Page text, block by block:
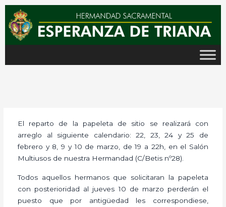
contenido
El reparto de la papeleta de sitio se realizará con
arreglo al siguiente calendario: 22, 23, 24 y 25 de
febrero y 8, 9 y 10 de marzo, de 19 a 22h, en el Salón
Multiusos de nuestra Hermandad (C/Betis nº28).
Todos aquellos hermanos que solicitaran la papeleta
con posterioridad al jueves 10 de marzo perderán el
puesto que por antigüedad les correspondiese,